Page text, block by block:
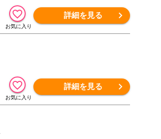
詳細を見る
詳細を見る